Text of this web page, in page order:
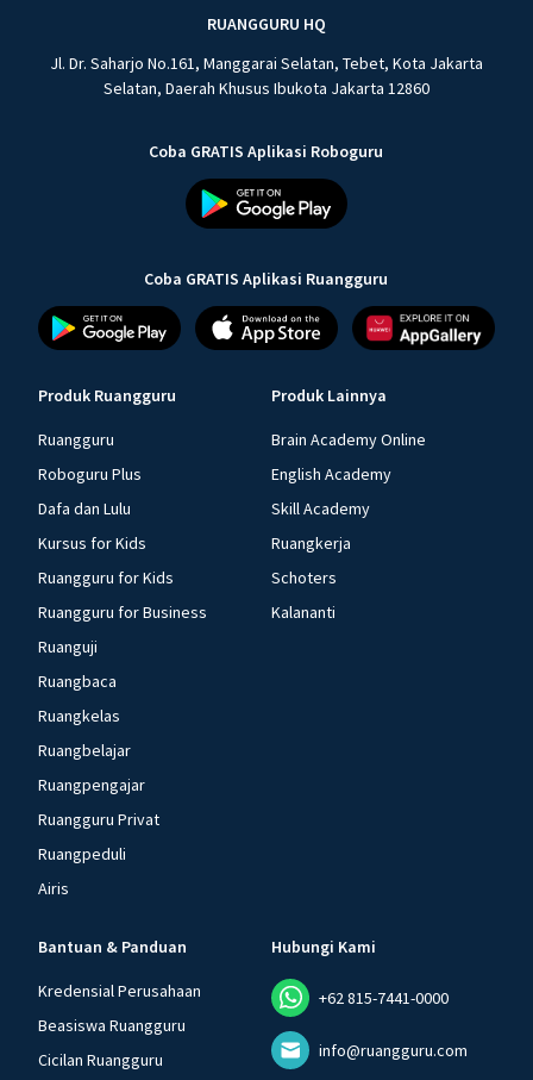
RUANGGURU HQ
Jl. Dr. Saharjo No.161, Manggarai Selatan, Tebet, Kota Jakarta
Selatan, Daerah Khusus Ibukota Jakarta 12860
Coba GRATIS Aplikasi Roboguru
Coba GRATIS Aplikasi Ruangguru
Produk Ruangguru
Ruangguru
Roboguru Plus
Dafa dan Lulu
Kursus for Kids
Ruangguru for Kids
Ruangguru for Business
Ruanguji
Ruangbaca
Ruangkelas
Ruangbelajar
Ruangpengajar
Ruangguru Privat
Ruangpeduli
Airis
Produk Lainnya
Brain Academy Online
English Academy
Skill Academy
Ruangkerja
Schoters
Kalananti
Bantuan & Panduan
Kredensial Perusahaan
Beasiswa Ruangguru
Cicilan Ruangguru
Hubungi Kami
+62 815-7441-0000
info@ruangguru.com